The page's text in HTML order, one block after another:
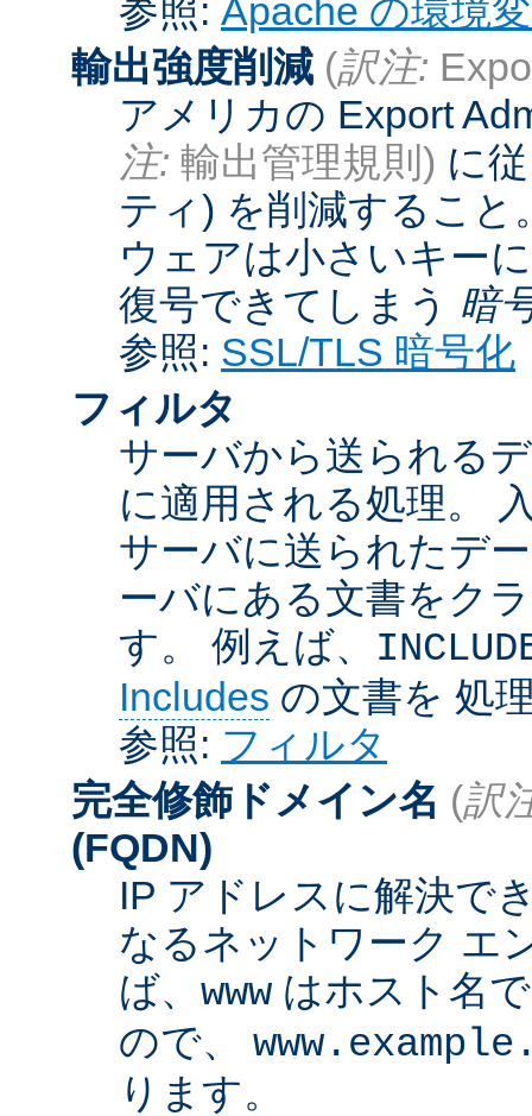
参照: Apache の環境
輸出強度削減 (訳注:
アメリカの Export
注: 輸出管理規則) に
ティ) を削減すること
ウェアは小さいキー
復号できてしまう 暗
参照: SSL/TLS 暗号化
フィルタ
サーバから送られる
に適用される処理。
サーバに送られたデ
ーバにある文書をク
す。 例えば、
Includes の文書を 処
参照: フィルタ
完全修飾ドメイン名 (訳
(FQDN)
IP アドレスに解決で
なるネットワーク エ
ば、 www はホスト名
ので、
ります。